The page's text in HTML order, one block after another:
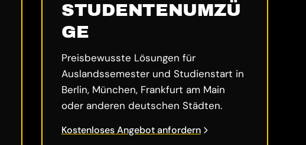
STUDENTENUMZÜ
GE
Preisbewusste Lösungen für
Auslandssemester und Studienstart in
Berlin, München, Frankfurt am Main
oder anderen deutschen Städten.
Kostenloses Angebot anfordern